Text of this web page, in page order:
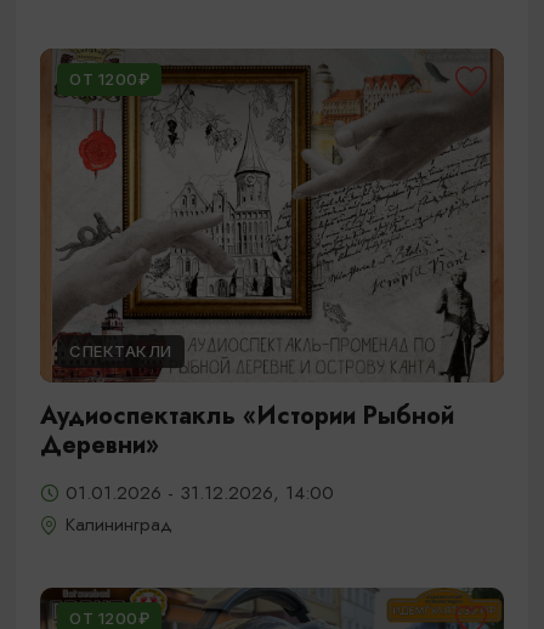
ОТ 1200₽
СПЕКТАКЛИ
Аудиоспектакль «Истории Рыбной
Деревни»
01.01.2026 - 31.12.2026, 14:00
Калининград
ОТ 1200₽